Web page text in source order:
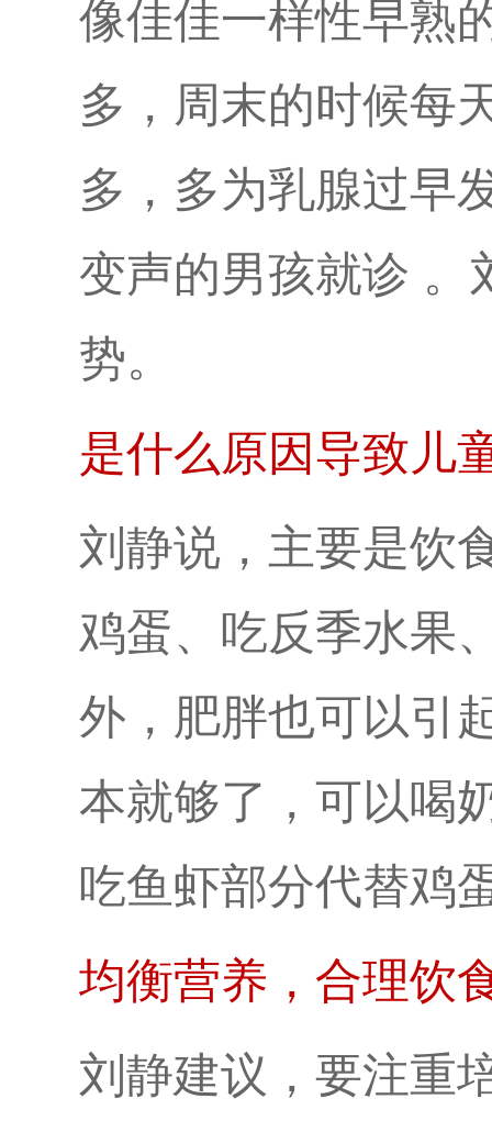
像佳佳一样性早熟
多，周末的时候每
多，多为乳腺过早
变声的男孩就诊 。
势。
是什么原因导致儿
刘静说，主要是饮
鸡蛋、吃反季水果
外，肥胖也可以引
本就够了，可以喝
吃鱼虾部分代替鸡
均衡营养，合理饮
刘静建议，要注重